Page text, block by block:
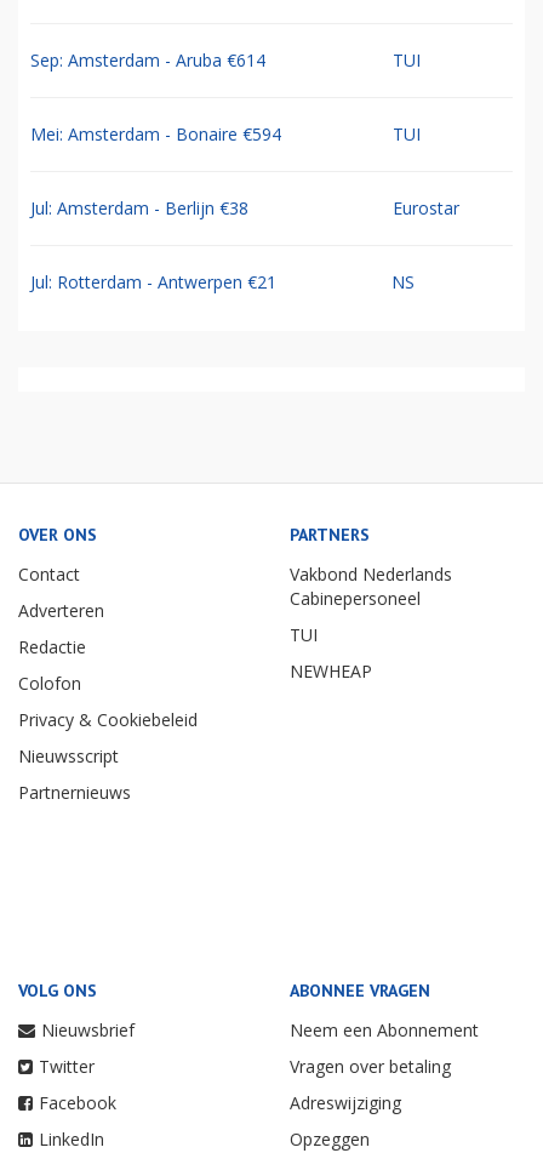
Sep: Amsterdam - Aruba €614 TUI
Mei: Amsterdam - Bonaire €594 TUI
Jul: Amsterdam - Berlijn €38 Eurostar
Jul: Rotterdam - Antwerpen €21 NS
OVER ONS
Contact
Adverteren
Redactie
Colofon
Privacy & Cookiebeleid
Nieuwsscript
Partnernieuws
PARTNERS
Vakbond Nederlands
Cabinepersoneel
TUI
NEWHEAP
VOLG ONS
Nieuwsbrief
Twitter
Facebook
LinkedIn
ABONNEE VRAGEN
Neem een Abonnement
Vragen over betaling
Adreswijziging
Opzeggen